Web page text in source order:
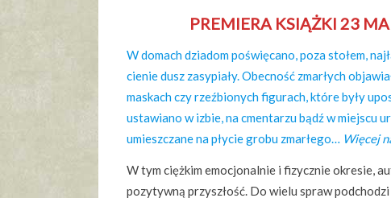
PREMIERA KSIĄŻKI 23
W domach dziadom poświęcano, poza stołem,
cienie dusz zasypiały. Obecność zmarłych
maskach czy rzeźbionych figurach, które były
ustawiano w izbie, na cmentarzu bądź w miejscu
umieszczane na płycie grobu zmarłego… Więcej
W tym ciężkim emocjonalnie i fizycznie okresie,
pozytywną przyszłość. Do wielu spraw